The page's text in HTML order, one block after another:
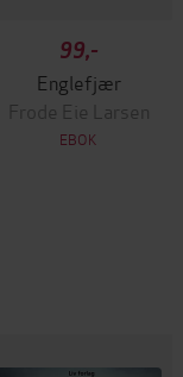
99,-
Englefjær
Frode Eie Larsen
EBOK